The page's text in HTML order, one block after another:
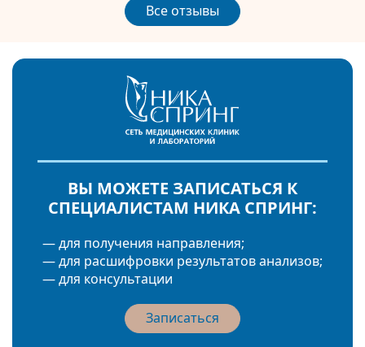
Все отзывы
ВЫ МОЖЕТЕ ЗАПИСАТЬСЯ К
СПЕЦИАЛИСТАМ НИКА СПРИНГ:
— для получения направления;
— для расшифровки результатов анализов;
— для консультации
Записаться